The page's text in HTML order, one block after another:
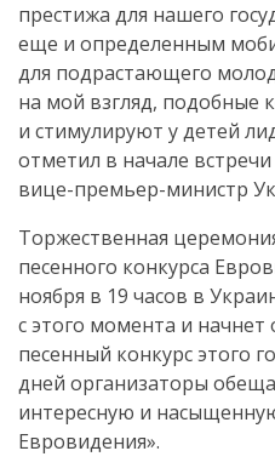
престижа для нашего
еще и определенным
для подрастающего
на мой взгляд, подобные
и стимулируют у детей
отметил в начале
вице-премьер-министр
Торжественная
песенного конкурса
ноября в 19 часов в
с этого момента и
песенный конкурс этого
дней организаторы
интересную и
Евровидения».